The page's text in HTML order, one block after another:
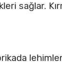
sağlar.